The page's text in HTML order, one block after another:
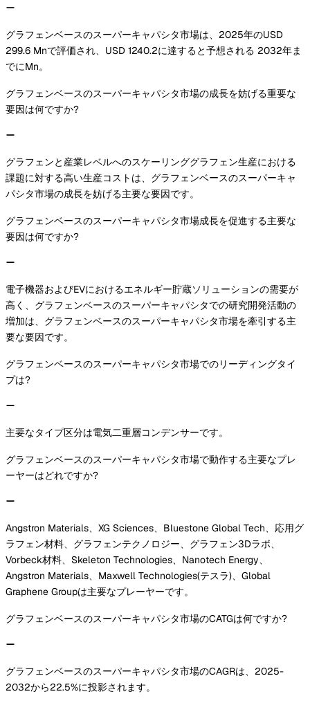
グラフェンベースのスーパーキャパシタ市場は、2025年のUSD
299.6 Mnで評価され、USD 1240.2に達すると予想される 2032年ま
でにMn。
グラフェンベースのスーパーキャパシタ市場の成長を妨げる重要な
要因は何ですか?
グラフェンと産業レベルへのスケーリンググラフェン生産における
課題に対する高い生産コストは、グラフェンベースのスーパーキャ
パシタ市場の成長を妨げる主要な要因です。
グラフェンベースのスーパーキャパシタ市場成長を促進する主要な
要因は何ですか?
電子機器およびEVにおけるエネルギー貯蔵ソリューションの需要が
高く、グラフェンベースのスーパーキャパシタでの研究開発活動の
増加は、グラフェンベースのスーパーキャパシタ市場を牽引する主
要な要因です。
グラフェンベースのスーパーキャパシタ市場でのリーディングタイ
プは?
主要なタイプ区分は電気二重層コンデンサーです。
グラフェンベースのスーパーキャパシタ市場で動作する主要なプレ
ーヤーはどれですか?
Angstron Materials、XG Sciences、Bluestone Global Tech、応用グ
ラフェン材料、グラフェンテクノロジー、グラフェン3Dラボ、
Vorbeck材料、Skeleton Technologies、Nanotech Energy、
Angstron Materials、Maxwell Technologies(テスラ)、Global
Graphene Groupは主要なプレーヤーです。
グラフェンベースのスーパーキャパシタ市場のCATGは何ですか?
グラフェンベースのスーパーキャパシタ市場のCAGRは、2025-
2032から22.5%に投影されます。